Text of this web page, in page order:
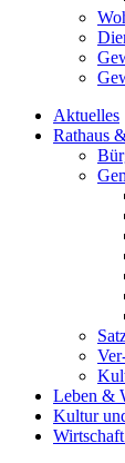
Aktuelles
Rathaus
Leben &
Kultur